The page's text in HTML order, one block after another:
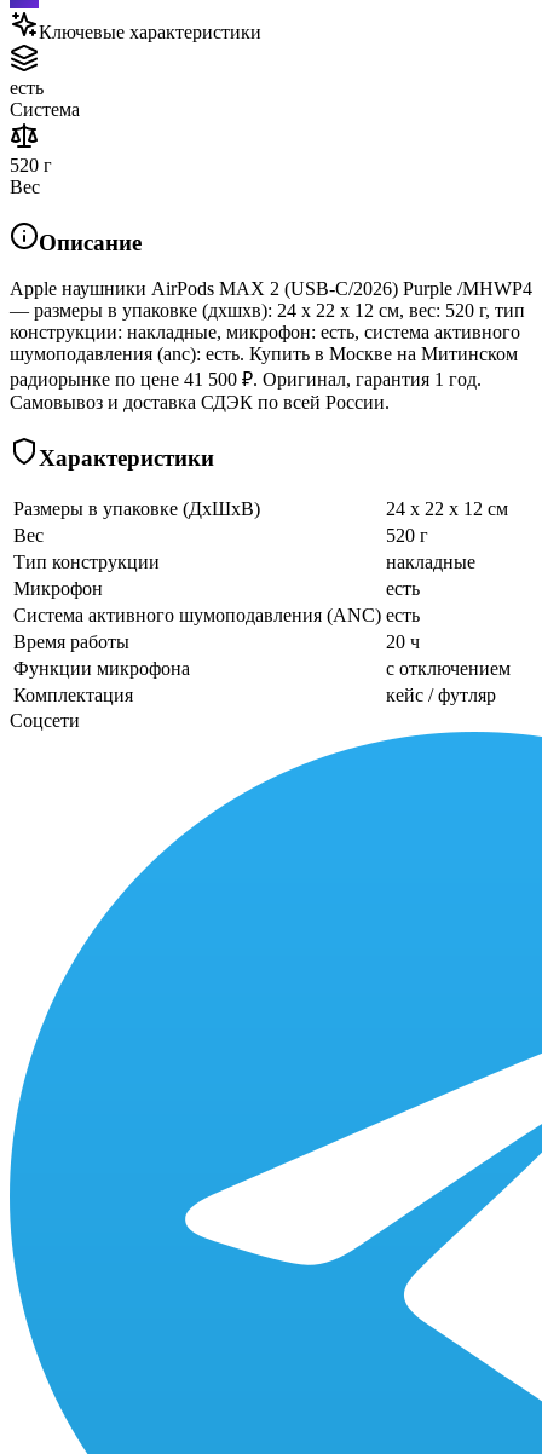
Ключевые характеристики
есть
Система
520 г
Вес
Описание
Apple наушники AirPods MAX 2 (USB-C/2026) Purple /MHWP4
— размеры в упаковке (дхшхв): 24 x 22 x 12 см, вес: 520 г, тип
конструкции: накладные, микрофон: есть, система активного
шумоподавления (anc): есть. Купить в Москве на Митинском
радиорынке по цене 41 500 ₽. Оригинал, гарантия 1 год.
Самовывоз и доставка СДЭК по всей России.
Характеристики
Размеры в упаковке (ДхШхВ)
24 x 22 x 12 см
Вес
520 г
Тип конструкции
накладные
Микрофон
есть
Система активного шумоподавления (ANC) есть
Время работы
20 ч
Функции микрофона
с отключением
Комплектация
кейс / футляр
Соцсети